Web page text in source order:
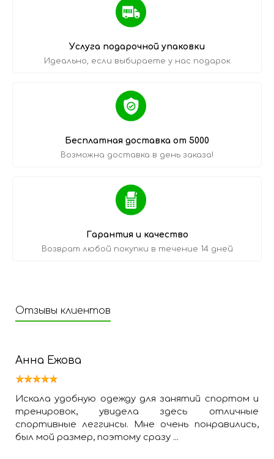
Услуга подарочной упаковки
Идеально, если выбираете у нас подарок
Бесплатная доставка от 5000
Возможна доставка в день заказа!
Гарантия и качество
Возврат любой покупки в течение 14 дней
Отзывы клиентов
Анна Ежова
Искала удобную одежду для занятий спортом и
тренировок, увидела здесь отличные
спортивные леггинсы. Мне очень понравились,
был мой размер, поэтому сразу ...